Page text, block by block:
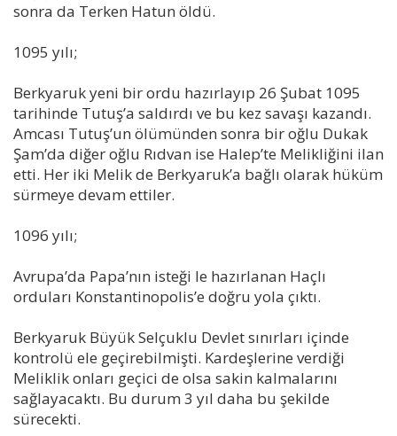
sonra da Terken Hatun öldü.
1095 yılı;
Berkyaruk yeni bir ordu hazırlayıp 26 Şubat 1095
tarihinde Tutuş’a saldırdı ve bu kez savaşı kazandı.
Amcası Tutuş’un ölümünden sonra bir oğlu Dukak
Şam’da diğer oğlu Rıdvan ise Halep’te Melikliğini ilan
etti. Her iki Melik de Berkyaruk’a bağlı olarak hüküm
sürmeye devam ettiler.
1096 yılı;
Avrupa’da Papa’nın isteği le hazırlanan Haçlı
orduları Konstantinopolis’e doğru yola çıktı.
Berkyaruk Büyük Selçuklu Devlet sınırları içinde
kontrolü ele geçirebilmişti. Kardeşlerine verdiği
Meliklik onları geçici de olsa sakin kalmalarını
sağlayacaktı. Bu durum 3 yıl daha bu şekilde
sürecekti.